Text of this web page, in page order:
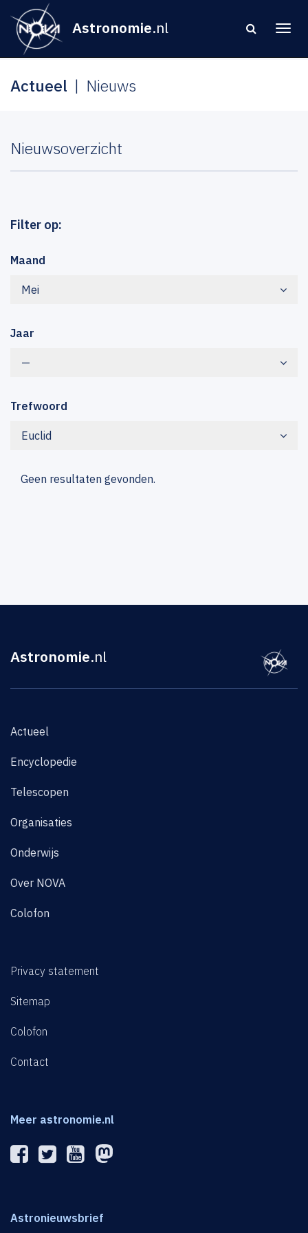
Astronomie.nl
Actueel Nieuws
Nieuwsoverzicht
Filter op:
Maand
Mei
Jaar
—
Trefwoord
Euclid
Geen resultaten gevonden.
Astronomie.nl
Actueel
Encyclopedie
Telescopen
Organisaties
Onderwijs
Over NOVA
Colofon
Privacy statement
Sitemap
Colofon
Contact
Meer astronomie.nl
Astronieuwsbrief